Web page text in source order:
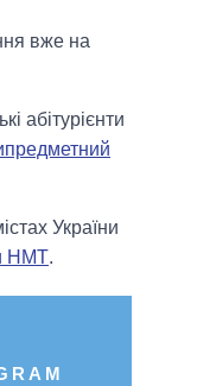
вже на
абітурієнти
України
НМТ.